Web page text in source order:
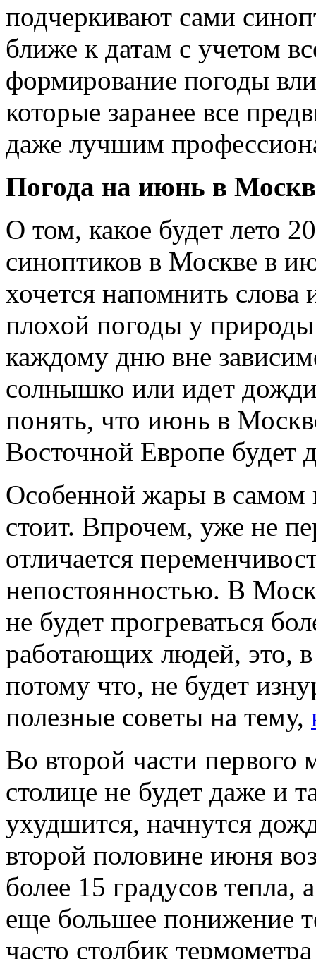
подчеркивают сами
ближе к датам с учетом
формирование погоды
которые заранее все
даже лучшим
Погода на июнь в
О том, какое будет лето
синоптиков в Москве в
хочется напомнить слова
плохой погоды у
каждому дню вне
солнышко или идет
понять, что июнь в
Восточной Европе будет
Особенной жары в самом
стоит. Впрочем, уже не
отличается
непостоянностью. В
не будет прогреваться
работающих людей, это,
потому что, не будет
полезные советы на тему,
Во второй части первого
столице не будет даже и
ухудшится, начнутся
второй половине июня
более 15 градусов тепла,
еще большее понижение
часто столбик